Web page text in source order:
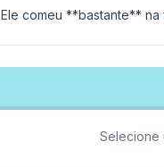
Ele comeu **bastante** na
Selecione